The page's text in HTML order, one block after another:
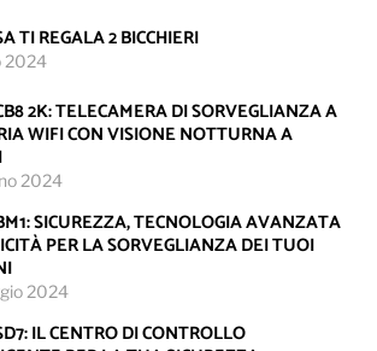
TI REGALA 2 BICCHIERI
2024
2K: TELECAMERA DI SORVEGLIANZA A
WIFI CON VISIONE NOTTURNA A
2024
SICUREZZA, TECNOLOGIA AVANZATA
PER LA SORVEGLIANZA DEI TUOI
2024
IL CENTRO DI CONTROLLO